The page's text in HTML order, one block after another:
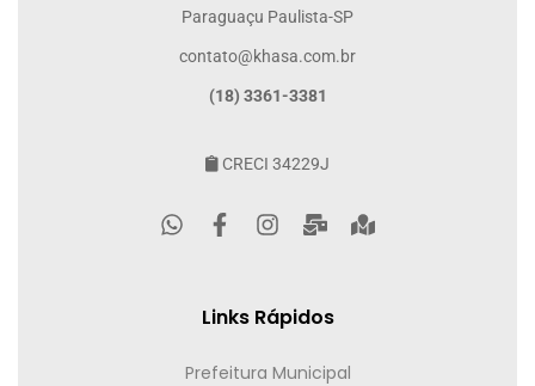
Paraguaçu Paulista-SP
contato@khasa.com.br
(18) 3361-3381
CRECI 34229J
Links Rápidos
Prefeitura Municipal